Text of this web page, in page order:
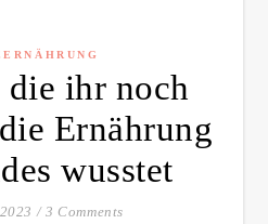
die ihr noch
Ernährung
wusstet
/ 3 Comments